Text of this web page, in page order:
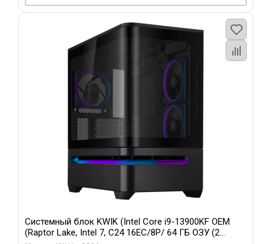
Системный блок KWIK (Intel Core i9-13900KF OEM
(Raptor Lake, Intel 7, C24 16EC/8P/ 64 ГБ ОЗУ (2